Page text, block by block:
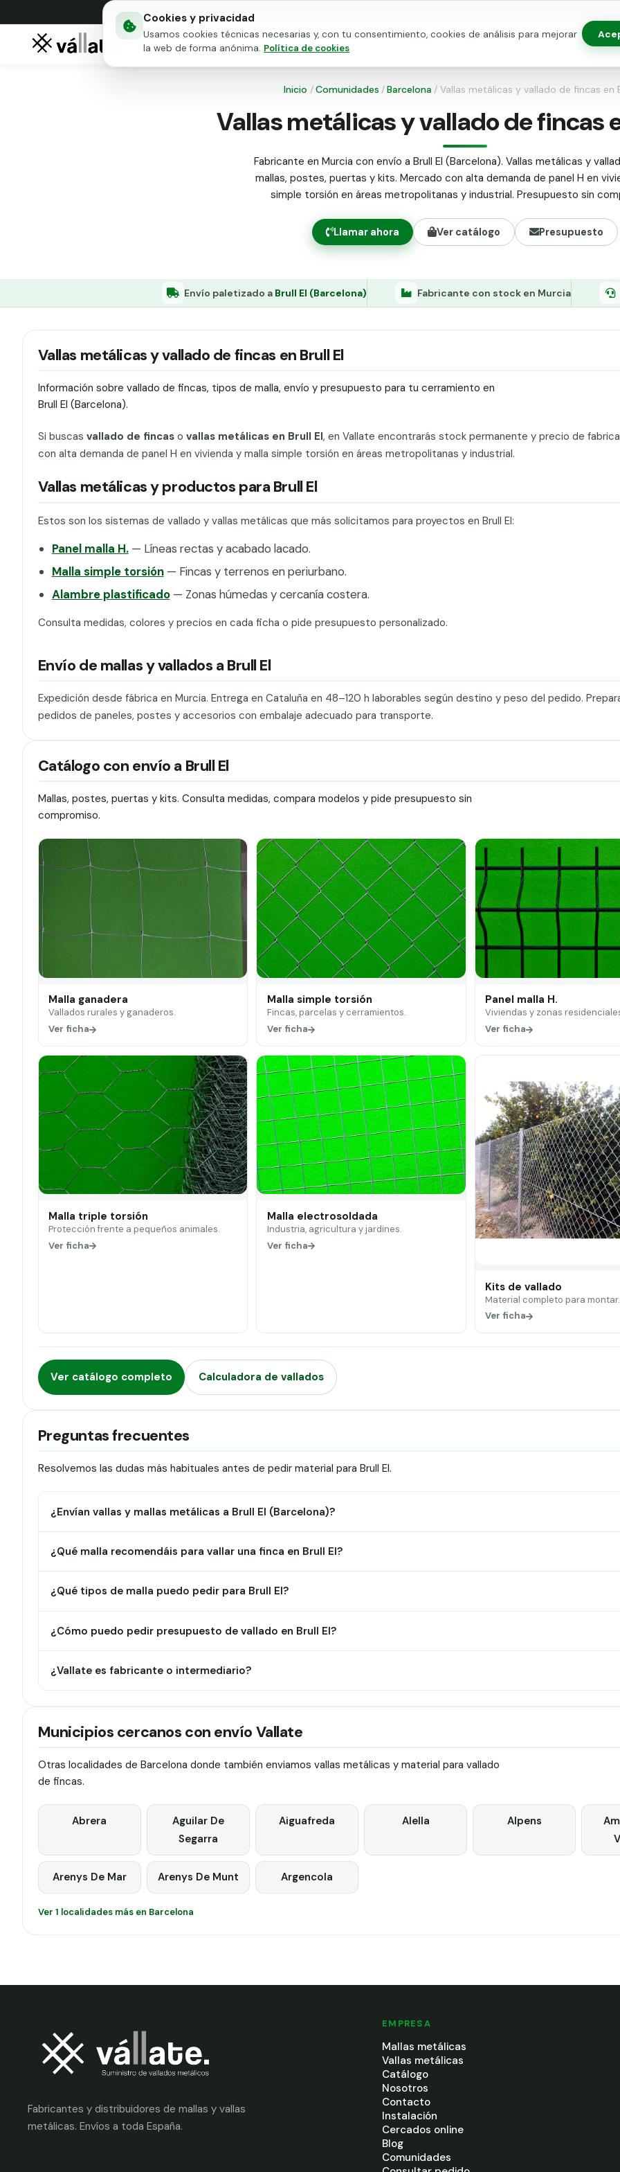
Cookies y privacidad
Usamos cookies técnicas necesarias y, con tu consentimiento, cookies de análisis para mejorar
la web de forma anónima. Política de cookies
Mallas metálicas
Puertas para vallado
Inicio /Comunidades /Barcelona / Vallas metálicas y vallado de fincas en
Vallas metálicas y vallado de fincas
Fabricante en Murcia con envío a Brull El (Barcelona). Vallas metálicas y
mallas, postes, puertas y kits. Mercado con alta demanda de panel H en
simple torsión en áreas metropolitanas y industrial. Presupuesto sin
Llamar ahora Ver catálogo Presupuesto
Envío paletizado a Brull El (Barcelona) Fabricante con stock en Murcia
Vallas metálicas y vallado de fincas en Brull El
Información sobre vallado de fincas, tipos de malla, envío y presupuesto para tu cerramiento en
Brull El (Barcelona).
Si buscas vallado de fincaso vallas metálicas en Brull El, en Vallate encontrarás stock permanente y precio de
con alta demanda de panel H en vivienda y malla simple torsión en áreas metropolitanas y industrial.
Vallas metálicas y productos para Brull El
Estos son los sistemas de vallado y vallas metálicas que más solicitamos para proyectos en Brull El:
Panel malla H.— Líneas rectas y acabado lacado.
Malla simple torsión— Fincas y terrenos en periurbano.
Alambre plastificado— Zonas húmedas y cercanía costera.
Consulta medidas, colores y precios en cada ficha o pide presupuesto personalizado.
Envío de mallas y vallados a Brull El
Expedición desde fábrica en Murcia. Entrega en Cataluña en 48–120 h laborables según destino y peso del pedido.
pedidos de paneles, postes y accesorios con embalaje adecuado para transporte.
Catálogo con envío a Brull El
Mallas, postes, puertas y kits. Consulta medidas, compara modelos y pide presupuesto sin
compromiso.
Malla ganadera
Vallados rurales y ganaderos.
Ver ficha
Malla simple torsión
Fincas, parcelas y cerramientos.
Ver ficha
Panel malla H.
Viviendas y zonas
Ver ficha
Malla triple torsión
Protección frente a pequeños animales.
Ver ficha
Malla electrosoldada
Industria, agricultura y jardines.
Ver ficha
Kits de vallado
Material completo para montar.
Ver ficha
Ver catálogo completo Calculadora de vallados
Preguntas frecuentes
Resolvemos las dudas más habituales antes de pedir material para Brull El.
¿Envían vallas y mallas metálicas a Brull El (Barcelona)?
¿Qué malla recomendáis para vallar una finca en Brull El?
¿Qué tipos de malla puedo pedir para Brull El?
¿Cómo puedo pedir presupuesto de vallado en Brull El?
¿Vallate es fabricante o intermediario?
Municipios cercanos con envío Vallate
Otras localidades de Barcelona donde también enviamos vallas metálicas y material para vallado
de fincas.
Abrera
Aguilar De
Segarra
Aiguafreda Alella Alpens
Arenys De Mar Arenys De Munt Argencola
Ver 1 localidades más en Barcelona
Fabricantes y distribuidores de mallas y vallas
metálicas. Envíos a toda España.
EMPRESA
Mallas metálicas
Vallas metálicas
Catálogo
Nosotros
Contacto
Instalación
Cercados online
Blog
Comunidades